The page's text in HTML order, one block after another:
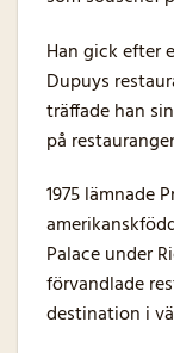
Han gick efter
Dupuys
träffade han
på
1975 lämnade
Palace under
förvandlade
destination i